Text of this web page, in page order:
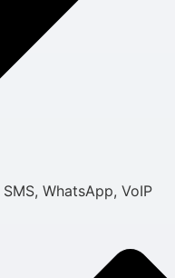
WhatsApp, VoIP